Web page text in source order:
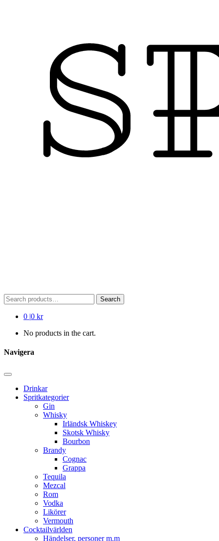
Search
for:
Search
0 |0 kr
No products in the cart.
Navigera
Drinkar
Spritkategorier
Gin
Whisky
Irländsk Whiskey
Skotsk Whisky
Bourbon
Brandy
Cognac
Grappa
Tequila
Mezcal
Rom
Vodka
Likörer
Vermouth
Cocktailvärlden
Händelser, personer m.m